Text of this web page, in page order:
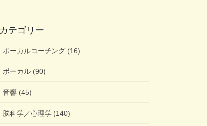
カテゴリー
ボーカルコーチング (16)
ボーカル (90)
音響 (45)
脳科学／心理学 (140)